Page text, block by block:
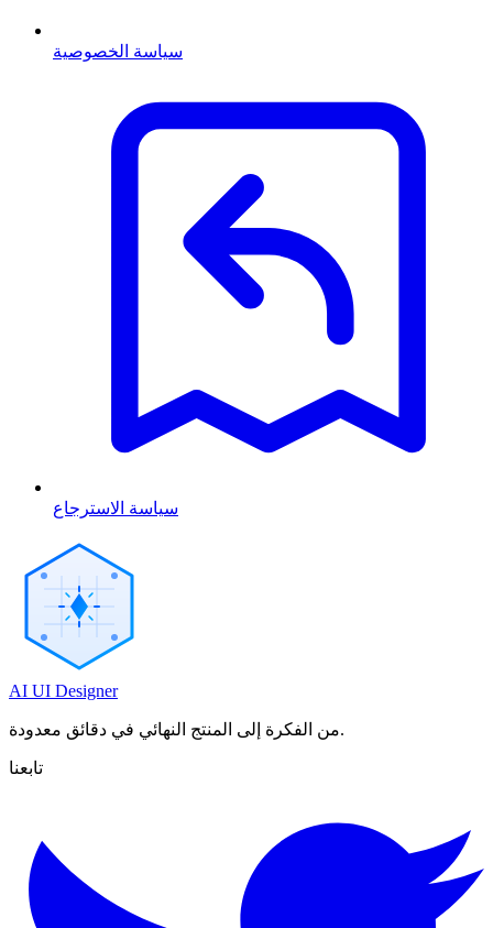
سياسة الخصوصية
سياسة الاسترجاع
AI UI Designer
من الفكرة إلى المنتج النهائي في دقائق معدودة.
تابعنا